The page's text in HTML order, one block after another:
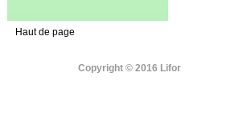
Haut de page
Copyright © 2016 Lifor